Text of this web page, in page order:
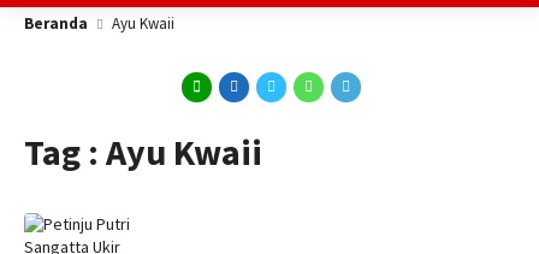
Beranda Ayu Kwaii
Tag : Ayu Kwaii